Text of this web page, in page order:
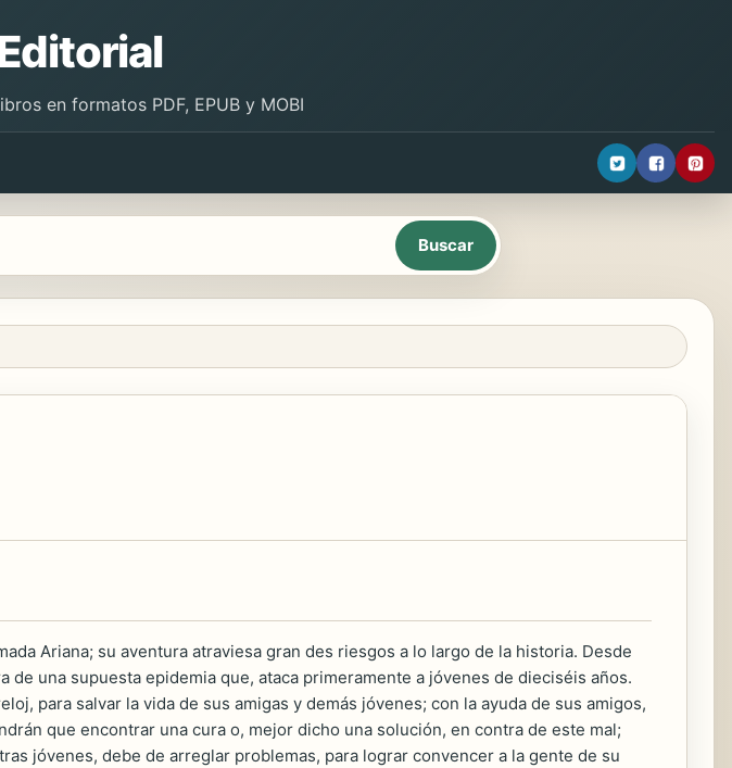
en formatos PDF, EPUB y MOBI
Ariana; su aventura atraviesa gran des riesgos a lo largo de la historia. Desde
de una supuesta epidemia que, ataca primeramente a jóvenes de dieciséis años.
para salvar la vida de sus amigas y demás jóvenes; con la ayuda de sus amigos,
que encontrar una cura o, mejor dicho una solución, en contra de este mal;
jóvenes, debe de arreglar problemas, para lograr convencer a la gente de su